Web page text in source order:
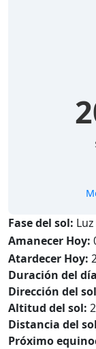
Fase del sol:
Amanecer Hoy:
Atardecer Hoy:
Duración del
Dirección del
Altitud del sol:
Distancia del
Próximo